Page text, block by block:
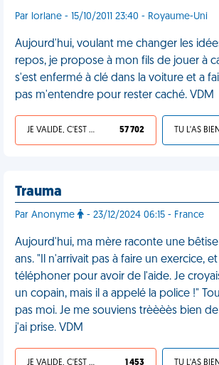
Par lorlane - 15/10/2011 23:40 - Royaume-Uni
Aujourd'hui, voulant me changer les
repos, je propose à mon fils de jouer à
s'est enfermé à clé dans la voiture et a
pas m'entendre pour rester caché. VDM
JE VALIDE, C'EST UNE VDM 57 702
Trauma
Par Anonyme - 23/12/2024 06:15 - France
Aujourd'hui, ma mère raconte une
ans. "Il n'arrivait pas à faire un exercice,
téléphoner pour avoir de l'aide. Je
un copain, mais il a appelé la police !"
pas moi. Je me souviens trèèèès bien
j'ai prise. VDM
JE VALIDE, C'EST UNE VDM 1 453